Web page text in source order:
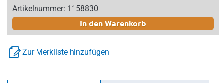
Artikelnummer: 1158830
In den Warenkorb
Zur Merkliste hinzufügen